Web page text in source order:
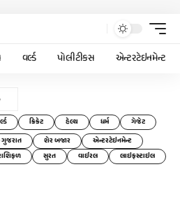
વર્લ્ડ પોલીટીકસ એન્ટરટેઇનમેન્ટ
ક્રિકેટ હેલ્થ ધર્મ
ગેજેટ
ગુજરાત શેર બજાર
એન્ટરટેઇનમેન્ટ
સુરત વાઈરલ
લાઇફસ્ટાઇલ